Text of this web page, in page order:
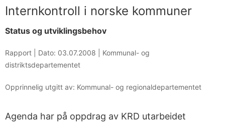
Internkontroll i norske kommuner
Status og utviklingsbehov
Rapport | Dato: 03.07.2008
Kommunal- og
distriktsdepartementet
Opprinnelig utgitt av: Kommunal- og regionaldepartementet
Agenda har på oppdrag av KRD utarbeidet